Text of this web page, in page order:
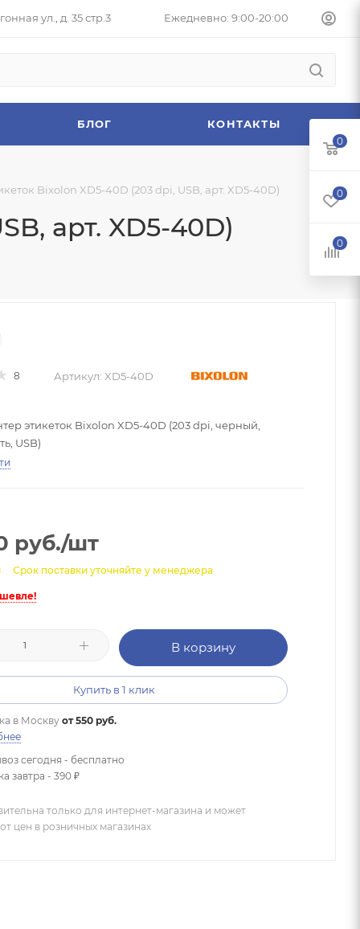
ул., д. 35 стр.3 Ежедневно: 9:00-20:00
БЛОГ КОНТАКТЫ
Bixolon XD5-40D (203 dpi, USB, арт. XD5-40D)
арт. XD5-40D)
8 Артикул: XD5-40D
этикеток Bixolon XD5-40D (203 dpi, черный,
USB)
руб./шт
Срок поставки уточняйте у менеджера
В корзину
Купить в 1 клик
в Москву от 550 руб.
сегодня - бесплатно
завтра - 390 ₽
только для интернет-магазина и может
цен в розничных магазинах
0
0
0